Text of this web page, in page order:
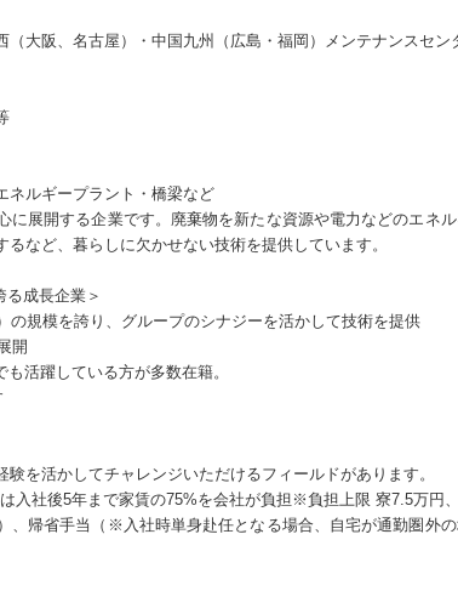
大阪、名古屋）・中国九州（広島・福岡）メンテナンスセン
ネルギープラント・橋梁など
に展開する企業です。廃棄物を新たな資源や電力などのエネ
など、暮らしに欠かせない技術を提供しています。
る成長企業＞
の規模を誇り、グループのシナジーを活かして技術を提供
開
活躍している方が多数在籍。
を活かしてチャレンジいただけるフィールドがあります。
入社後5年まで家賃の75%を会社が負担※負担上限 寮7.5万円、
、帰省手当（※入社時単身赴任となる場合、自宅が通勤圏外